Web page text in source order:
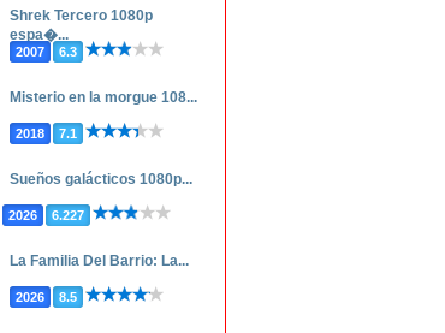
Shrek Tercero 1080p
espa�...
2007 6.3
Misterio en la morgue 108...
2018 7.1
Sueños galácticos 1080p...
2026 6.227
La Familia Del Barrio: La...
2026 8.5